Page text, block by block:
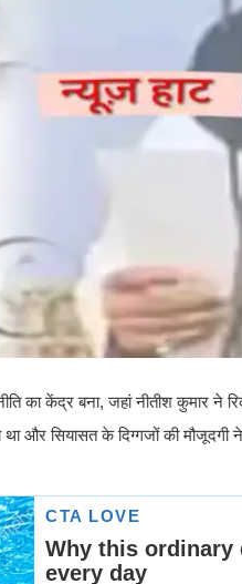
का केंद्र बना, जहां नीतीश कुमार ने
और सियासत के दिग्गजों की